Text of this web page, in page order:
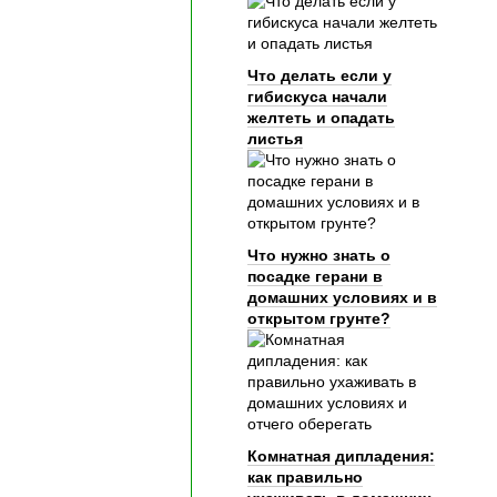
Что делать если у
гибискуса начали
желтеть и опадать
листья
Что нужно знать о
посадке герани в
домашних условиях и в
открытом грунте?
Комнатная дипладения:
как правильно